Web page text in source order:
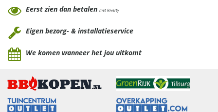
Eerst zien dan betalen met Riverty
Eigen bezorg- & installatieservice
We komen wanneer het jou uitkomt